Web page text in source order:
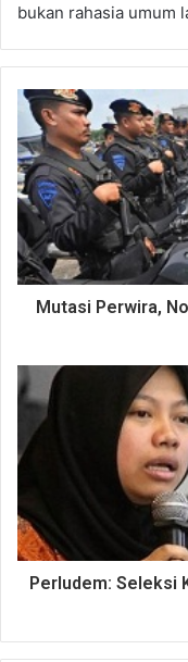
bukan rahasia umum
Mutasi Perwira,
Perludem: Seleksi